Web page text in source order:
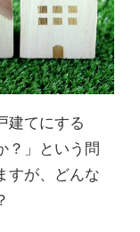
建てにする
」という問
すが、どんな